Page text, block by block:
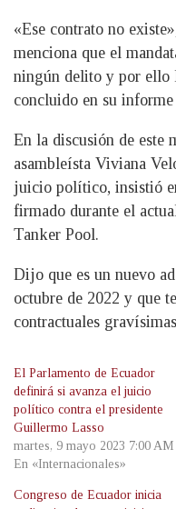
«Ese contrato no
menciona que el
ningún delito y por ello
concluido en su
En la discusión de este
asambleísta Viviana
juicio político, insistió
firmado durante el
Tanker Pool.
Dijo que es un nuevo
octubre de 2022 y que
contractuales
El Parlamento de Ecuador
definirá si avanza el juicio
político contra el presidente
Guillermo Lasso
martes, 9 mayo 2023 7:00 AM
En «Internacionales»
Congreso de Ecuador inicia